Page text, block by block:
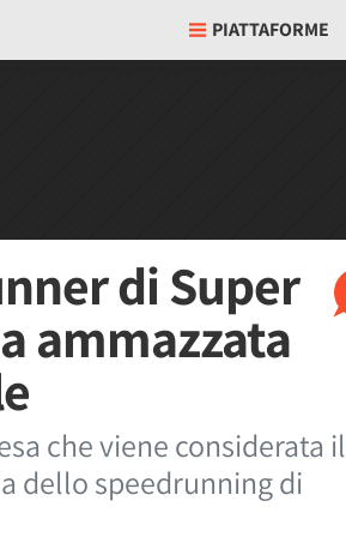
PIATTAFORME
di Super
ammazzata
che viene considerata il
dello speedrunning di